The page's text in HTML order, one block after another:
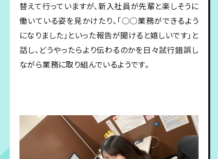
替えて行っていますが、新入社員が先輩と楽しそうに
働いている姿を見かけたり、「○○業務ができるよう
になりました」といった報告が聞けると嬉しいです」と
話し、どうやったらより伝わるのかを日々試行錯誤し
ながら業務に取り組んでいるようです。